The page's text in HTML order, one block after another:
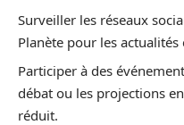
Surveiller les réseaux
Planète pour les
Participer à des
débat ou les projections
réduit.